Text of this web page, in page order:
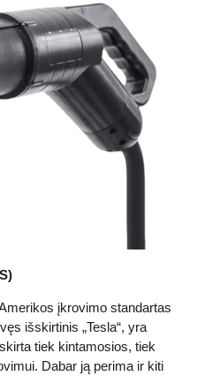
įkrovimo standartas
išskirtinis „Tesla“, yra
tiek kintamosios, tiek
Dabar ją perima ir kiti